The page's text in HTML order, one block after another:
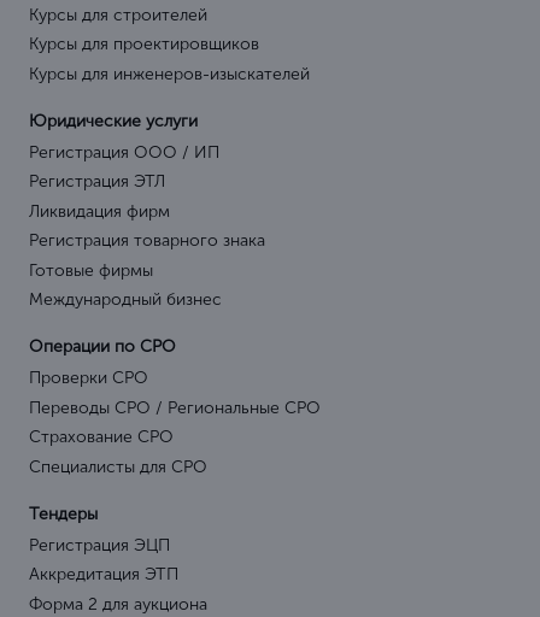
Курсы для строителей
Курсы для проектировщиков
Курсы для инженеров-изыскателей
Юридические услуги
Регистрация ООО / ИП
Регистрация ЭТЛ
Ликвидация фирм
Регистрация товарного знака
Готовые фирмы
Международный бизнес
Операции по СРО
Проверки СРО
Переводы СРО / Региональные СРО
Страхование СРО
Специалисты для СРО
Тендеры
Регистрация ЭЦП
Аккредитация ЭТП
Форма 2 для аукциона